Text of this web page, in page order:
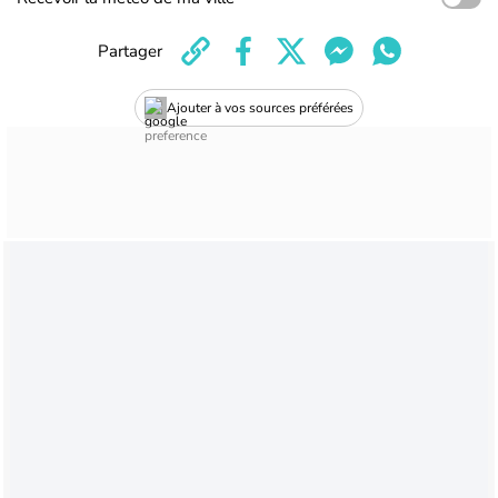
Ajouter à vos sources préférées
Partager